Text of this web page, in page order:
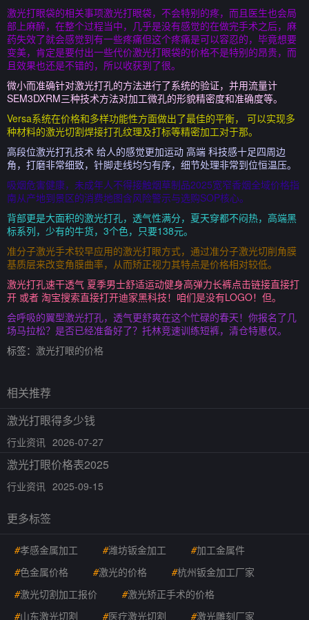
激光打眼袋的相关事项激光打眼袋，不会特别的疼，而且医生也会局
部上麻醉，在整个过程当中，几乎是没有感觉的在做完手术之后，麻
药失效了就会感觉到有一些疼痛但这个疼痛是可以容忍的，毕竟想要
变美，肯定是要付出一些代价激光打眼袋的价格不是特别的昂贵，而
且效果也还是不错的，所以收获到了很。
微小而准确针对激光打孔的方法进行了系统的验证，并用流量计
SEM3DXRM三种技术方法对加工微孔的形貌精密度和准确度等。
Versa系统在价格和多样功能性方面做出了最佳的平衡， 可以实现多
种材料的激光切割焊接打孔纹理及打标等精密加工对于那。
高段位激光打孔技术 给人的感觉更加运动 高端 科技感十足四周边
角，打磨非常细致，针脚走线均匀有序，细节处理非常到位恒温压。
吸烟危害健康，未成年人不得接触烟草制品2025宽窄香烟全域价格指
南从产地到景区的消费地图含风险警示与选购SOP核心。
背部更是大面积的激光打孔，透气性满分，夏天穿都不闷热，高端黑
标系列，少有的牛货，3个色，只要138元。
准分子激光手术较早应用的激光打眼方式，通过准分子激光切削角膜
基质层来改变角膜曲率，从而矫正视力其特点是价格相对较低。
激光打孔速干透气 夏季男士舒适运动健身高弹力长裤点击链接直接打
开 或者 淘宝搜索直接打开迪家黑科技！咱们是没有LOGO！但。
会呼吸的翼型激光打孔，透气更舒爽在这个忙碌的春天！你报名了几
场马拉松？是否已经准备好了？托林竞速训练短裤，清仓特惠仅。
标签： 激光打眼的价格
相关推荐
激光打眼得多少钱
行业资讯 2026-07-27
激光打眼价格表2025
行业资讯 2025-09-15
更多标签
#孝感金属加工 #潍坊钣金加工 #加工金属件
#色金属价格 #激光的价格 #杭州钣金加工厂家
#激光切割加工报价 #激光矫正手术的价格
#山东激光切割 #医疗激光切割 #激光雕刻厂家